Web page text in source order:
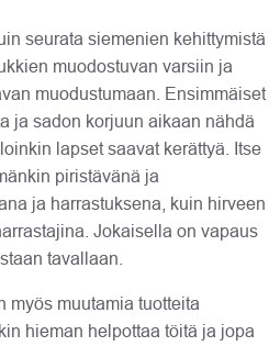
seurata siemenien kehittymistä
muodostuvan varsiin ja
muodustumaan. Ensimmäiset
ja sadon korjuun aikaan nähdä
lapset saavat kerättyä. Itse
piristävänä ja
ja harrastuksena, kuin hirveen
Jokaisella on vapaus
tavallaan.
myös muutamia tuotteita
hieman helpottaa töitä ja jopa